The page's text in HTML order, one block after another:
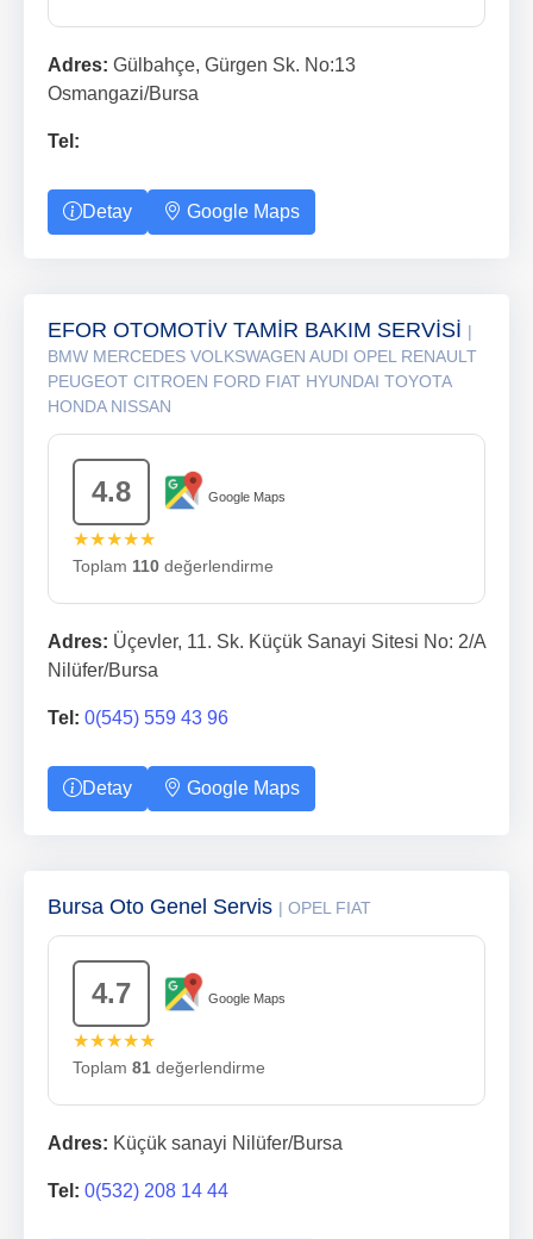
Adres: Gülbahçe, Gürgen Sk. No:13
Osmangazi/Bursa
Tel:
Detay Google Maps
EFOR OTOMOTİV TAMİR BAKIM SERVİSİ |
BMW MERCEDES VOLKSWAGEN AUDI OPEL RENAULT
PEUGEOT CITROEN FORD FIAT HYUNDAI TOYOTA
HONDA NISSAN
4.8 Google Maps
★★★★★
Toplam 110 değerlendirme
Adres: Üçevler, 11. Sk. Küçük Sanayi Sitesi No: 2/A
Nilüfer/Bursa
Tel: 0(545) 559 43 96
Detay Google Maps
Bursa Oto Genel Servis | OPEL FIAT
4.7 Google Maps
★★★★★
Toplam 81 değerlendirme
Adres: Küçük sanayi Nilüfer/Bursa
Tel: 0(532) 208 14 44